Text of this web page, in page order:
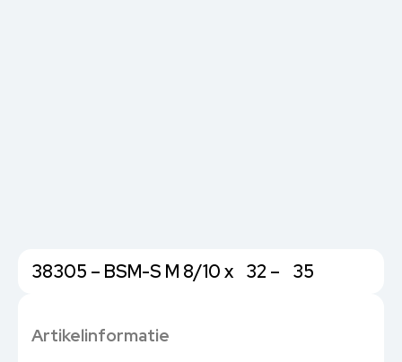
38305 – BSM-S M 8/10 x 32 – 35
Artikelinformatie